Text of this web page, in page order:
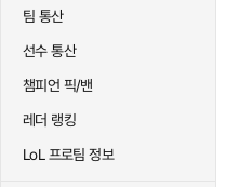
팀 통산
선수 통산
챔피언 픽/밴
레더 랭킹
LoL 프로팀 정보